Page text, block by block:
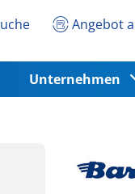
Angebot
Unternehmen